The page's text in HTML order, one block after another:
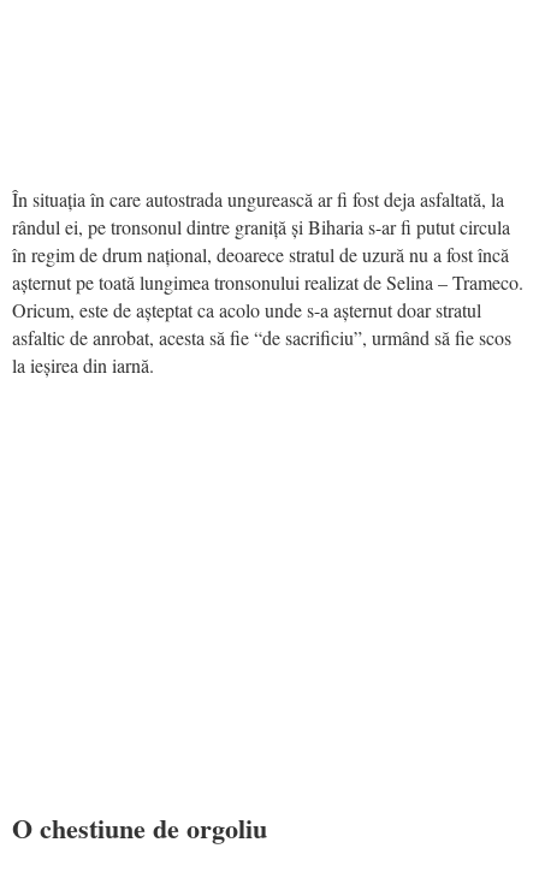
În situația în care autostrada ungurească ar fi fost deja asfaltată, la
rândul ei, pe tronsonul dintre graniță și Biharia s-ar fi putut circula
în regim de drum național, deoarece stratul de uzură nu a fost încă
așternut pe toată lungimea tronsonului realizat de Selina – Trameco.
Oricum, este de așteptat ca acolo unde s-a așternut doar stratul
asfaltic de anrobat, acesta să fie “de sacrificiu”, urmând să fie scos
la ieșirea din iarnă.
O chestiune de orgoliu